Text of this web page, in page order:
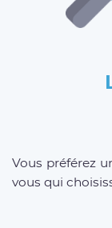
Vous préférez
vous qui